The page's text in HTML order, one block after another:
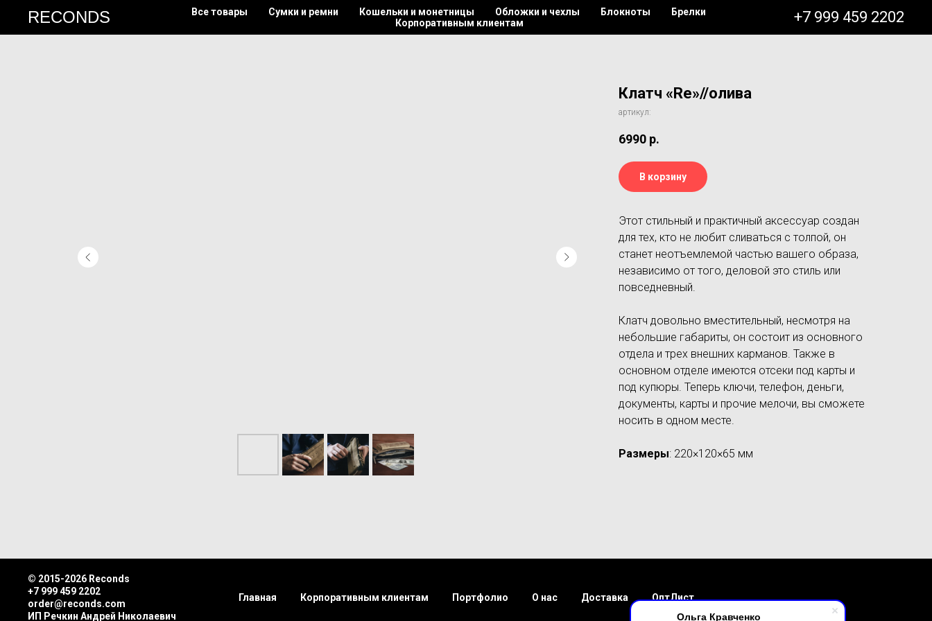
Ольга Кравченко
RECONDS Все товары Сумки и ремни Кошельки и монетницы Обложки и чехлы Блокноты
Брелки
Корпоративным клиентам
+7 999 459 2202
Клатч «Re»//олива
артикул:
6990 р.
В корзину
Этот стильный и практичный аксессуар создан
для тех, кто не любит сливаться с толпой, он
станет неотъемлемой частью вашего образа,
независимо от того, деловой это стиль или
повседневный.
Клатч довольно вместительный, несмотря на
небольшие габариты, он состоит из основного
отдела и трех внешних карманов. Также в
основном отделе имеются отсеки под карты и
под купюры. Теперь ключи, телефон, деньги,
документы, карты и прочие мелочи, вы сможете
носить в одном месте.
Размеры: 220×120×65 мм
© 2015-2026 Reconds
+7 999 459 2202
order@reconds.com
ИП Речкин Андрей Николаевич
Главная Корпоративным клиентам Портфолио О нас Доставка ОптЛист